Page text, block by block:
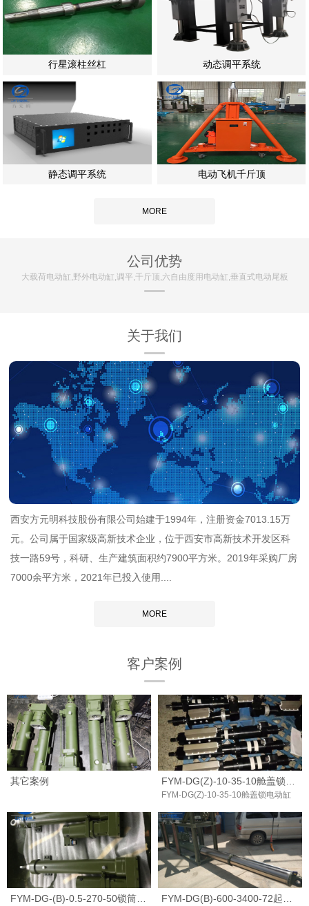
行星滚柱丝杠 动态调平系统
静态调平系统 电动飞机千斤顶
MORE
公司优势
大载荷电动缸,野外电动缸,调平,千斤顶,六自由度用电动缸,垂直式电动尾板
关于我们
西安方元明科技股份有限公司始建于1994年，注册资金7013.15万
元。公司属于国家级高新技术企业，位于西安市高新技术开发区科
技一路59号，科研、生产建筑面积约7900平方米。2019年采购厂房
7000余平方米，2021年已投入使用....
MORE
客户案例
其它案例
FYM-DG(Z)-10-35-10舱盖锁电动缸